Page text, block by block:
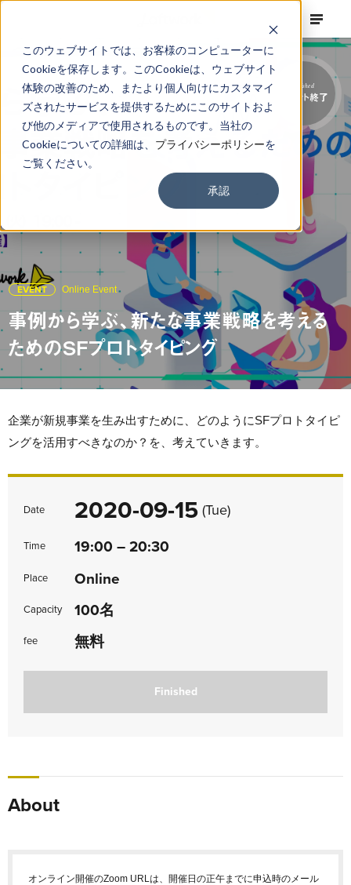
このウェブサイトでは、お客様のコンピューターに
Cookieを保存します。このCookieは、ウェブサイト
体験の改善のため、またより個人向けにカスタマイ
ズされたサービスを提供するためにこのサイトおよ
び他のメディアで使用されるものです。当社の
Cookieについての詳細は、 プライバシーポリシーを
ご覧ください。
承認
EVENT Online Event
事例から学ぶ、新たな事業戦略を考える
ためのSFプロトタイピング
Finished
イベント終了
企業が新規事業を生み出すために、どのようにSFプロトタイピ
ングを活用すべきなのか？を、考えていきます。
Date 2020-09-15 (Tue)
Time 19:00 – 20:30
Place Online
Capacity 100名
fee 無料
Finished
About
オンライン開催のZoom URLは、開催日の正午までに申込時のメール